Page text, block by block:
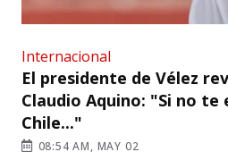
Internacional
El presidente de Vélez
Claudio Aquino: "Si no te
Chile..."
08:54 AM, MAY 02